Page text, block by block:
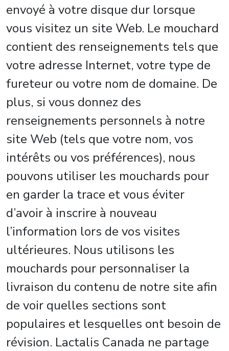
envoyé à votre disque dur lorsque
vous visitez un site Web. Le mouchard
contient des renseignements tels que
votre adresse Internet, votre type de
fureteur ou votre nom de domaine. De
plus, si vous donnez des
renseignements personnels à notre
site Web (tels que votre nom, vos
intérêts ou vos préférences), nous
pouvons utiliser les mouchards pour
en garder la trace et vous éviter
d’avoir à inscrire à nouveau
l’information lors de vos visites
ultérieures. Nous utilisons les
mouchards pour personnaliser la
livraison du contenu de notre site afin
de voir quelles sections sont
populaires et lesquelles ont besoin de
révision. Lactalis Canada ne partage